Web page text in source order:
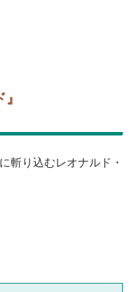
斬り込むレオナルド・